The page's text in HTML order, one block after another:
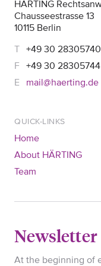
HÄRTING
Chausseestrasse 13
10115 Berlin
+49 30 28305740
+49 30 28305744
mail@haerting.de
QUICK-LINKS
Home
About HÄRTING
Team
Newsletter
At the beginning of